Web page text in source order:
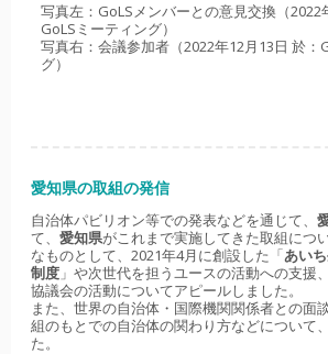
写真左：GoLSメンバーとの意見交換（2022
GoLSミーティング）
写真右：会議参加者（2022年12月13日 於：
グ）
愛知県の取組の発信
自治体パビリオン等での発表などを通じて、
て、 愛知県がこれまで実施してきた取組につ
なものとして、2021年4月に創設した「あい
制度 」や次世代を担うユースの活動への支援
協議会の活動についてアピールしました。
また、世界の自治体・国際機関関係者との面
組のもとでの自治体の関わり方などについて
た。